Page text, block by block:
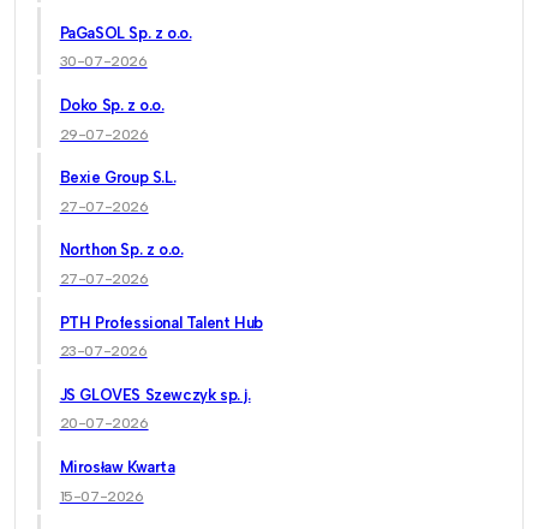
PaGaSOL Sp. z o.o.
30-07-2026
Doko Sp. z o.o.
29-07-2026
Bexie Group S.L.
27-07-2026
Northon Sp. z o.o.
27-07-2026
PTH Professional Talent Hub
23-07-2026
JS GLOVES Szewczyk sp. j.
20-07-2026
Mirosław Kwarta
15-07-2026